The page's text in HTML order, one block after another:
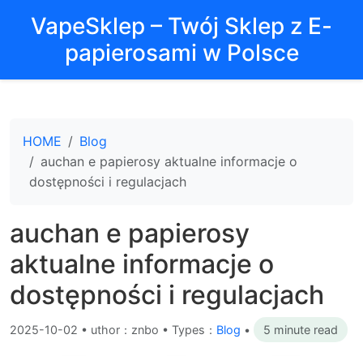
VapeSklep – Twój Sklep z E-
papierosami w Polsce
HOME
Blog
auchan e papierosy aktualne informacje o
dostępności i regulacjach
auchan e papierosy
aktualne informacje o
dostępności i regulacjach
2025-10-02 • uthor：znbo • Types： Blog • 5 minute read